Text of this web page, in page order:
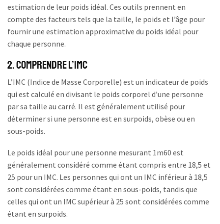
estimation de leur poids idéal. Ces outils prennent en
compte des facteurs tels que la taille, le poids et l’âge pour
fournir une estimation approximative du poids idéal pour
chaque personne.
2. Comprendre l’IMC
L’IMC (Indice de Masse Corporelle) est un indicateur de poids
qui est calculé en divisant le poids corporel d’une personne
par sa taille au carré. Il est généralement utilisé pour
déterminer si une personne est en surpoids, obèse ou en
sous-poids.
Le poids idéal pour une personne mesurant 1m60 est
généralement considéré comme étant compris entre 18,5 et
25 pour un IMC. Les personnes qui ont un IMC inférieur à 18,5
sont considérées comme étant en sous-poids, tandis que
celles qui ont un IMC supérieur à 25 sont considérées comme
étant en surpoids.